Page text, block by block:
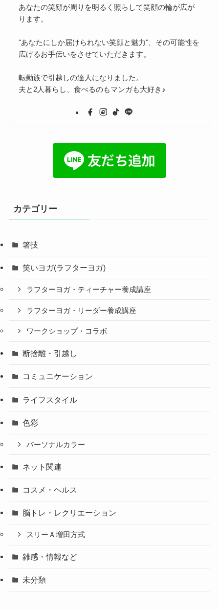
あなたの笑顔が周りを明るく照らして笑顔の輪が広が
ります。
"あなたにしか届けられない笑顔と魅力"、その可能性を
広げるお手伝いをさせていただきます。
転勤族で引越しの達人になりました。
夫と2人暮らし、食べるのもマンガも大好き♪
カテゴリー
箸技
笑いヨガ(ラフターヨガ)
ラフターヨガ・ティーチャー養成講座
ラフターヨガ・リーダー養成講座
ワークショップ・コラボ
断捨離・引越し
コミュニケーション
ライフスタイル
色彩
パーソナルカラー
ネット関連
コスメ・ヘルス
脳トレ・レクリエーション
スリーＡ増田方式
雑感・情報など
未分類